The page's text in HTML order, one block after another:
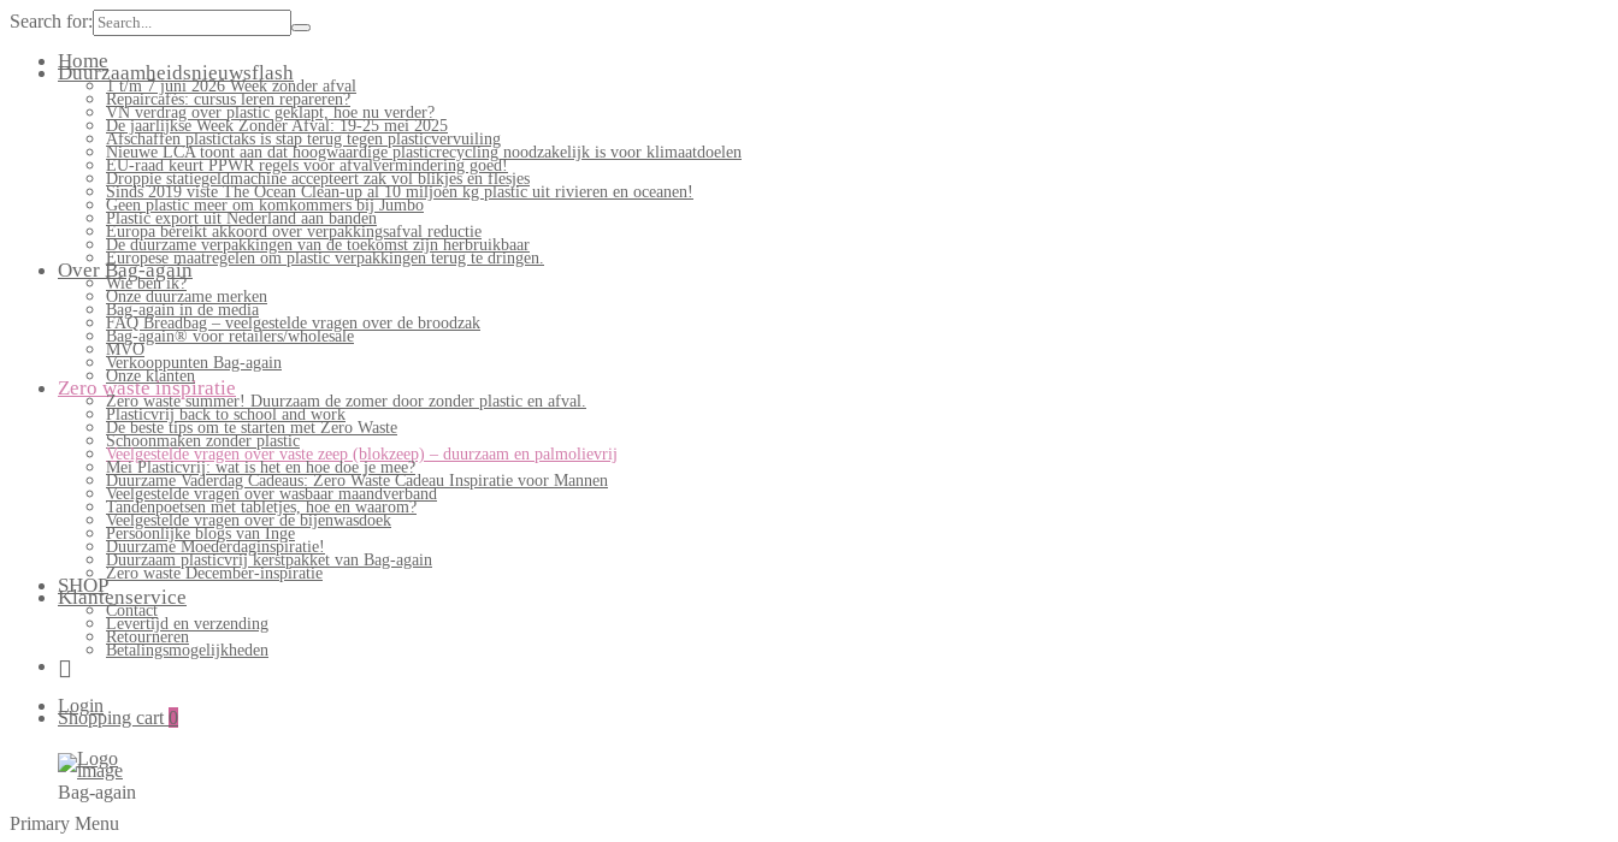
Search for:
Home
Duurzaamheidsnieuwsflash
1 t/m 7 juni 2026 Week zonder afval
Repaircafés: cursus leren repareren?
VN verdrag over plastic geklapt, hoe nu verder?
De jaarlijkse Week Zonder Afval: 19-25 mei 2025
Afschaffen plastictaks is stap terug tegen plasticvervuiling
Nieuwe LCA toont aan dat hoogwaardige plasticrecycling noodzakelijk is voor klimaatdoelen
EU-raad keurt PPWR regels voor afvalvermindering goed!
Droppie statiegeldmachine accepteert zak vol blikjes en flesjes
Sinds 2019 viste The Ocean Clean-up al 10 miljoen kg plastic uit rivieren en oceanen!
Geen plastic meer om komkommers bij Jumbo
Plastic export uit Nederland aan banden
Europa bereikt akkoord over verpakkingsafval reductie
De duurzame verpakkingen van de toekomst zijn herbruikbaar
Europese maatregelen om plastic verpakkingen terug te dringen.
Over Bag-again
Wie ben ik?
Onze duurzame merken
Bag-again in de media
FAQ Breadbag – veelgestelde vragen over de broodzak
Bag-again® voor retailers/wholesale
MVO
Verkooppunten Bag-again
Onze klanten
Zero waste inspiratie
Zero waste summer! Duurzaam de zomer door zonder plastic en afval.
Plasticvrij back to school and work
De beste tips om te starten met Zero Waste
Schoonmaken zonder plastic
Veelgestelde vragen over vaste zeep (blokzeep) – duurzaam en palmolievrij
Mei Plasticvrij: wat is het en hoe doe je mee?
Duurzame Vaderdag Cadeaus: Zero Waste Cadeau Inspiratie voor Mannen
Veelgestelde vragen over wasbaar maandverband
Tandenpoetsen met tabletjes, hoe en waarom?
Veelgestelde vragen over de bijenwasdoek
Persoonlijke blogs van Inge
Duurzame Moederdaginspiratie!
Duurzaam plasticvrij kerstpakket van Bag-again
Zero waste December-inspiratie
SHOP
Klantenservice
Contact
Levertijd en verzending
Retourneren
Betalingsmogelijkheden
Login
Shopping cart 0
Bag-again
Primary Menu